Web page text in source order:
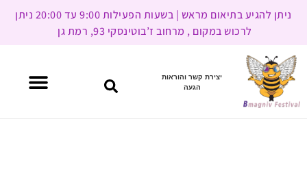
ניתן להגיע בתיאום מראש | בשעות הפעילות 9:00 עד 20:00 ניתן
לרכוש במקום , מרחוב ז’בוטינסקי 93, רמת גן
יצירת קשר והוראות
הגעה